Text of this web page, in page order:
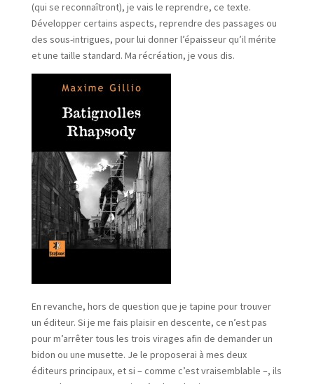
(qui se reconnaîtront), je vais le reprendre, ce texte.
Développer certains aspects, reprendre des passages ou
des sous-intrigues, pour lui donner l’épaisseur qu’il mérite
et une taille standard. Ma récréation, je vous dis.
En revanche, hors de question que je tapine pour trouver
un éditeur. Si je me fais plaisir en descente, ce n’est pas
pour m’arrêter tous les trois virages afin de demander un
bidon ou une musette. Je le proposerai à mes deux
éditeurs principaux, et si – comme c’est vraisemblable –, ils